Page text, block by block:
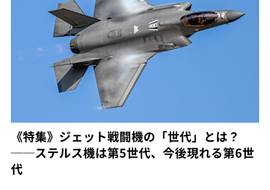
《特集》ジェット戦闘機の「世代」とは？
──ステルス機は第5世代、今後現れる第6世
代